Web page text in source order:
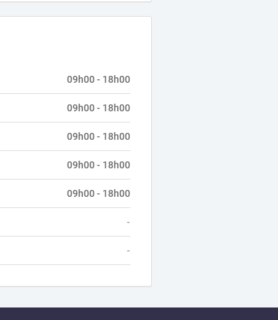
09h00 - 18h00
09h00 - 18h00
09h00 - 18h00
09h00 - 18h00
09h00 - 18h00
-
-